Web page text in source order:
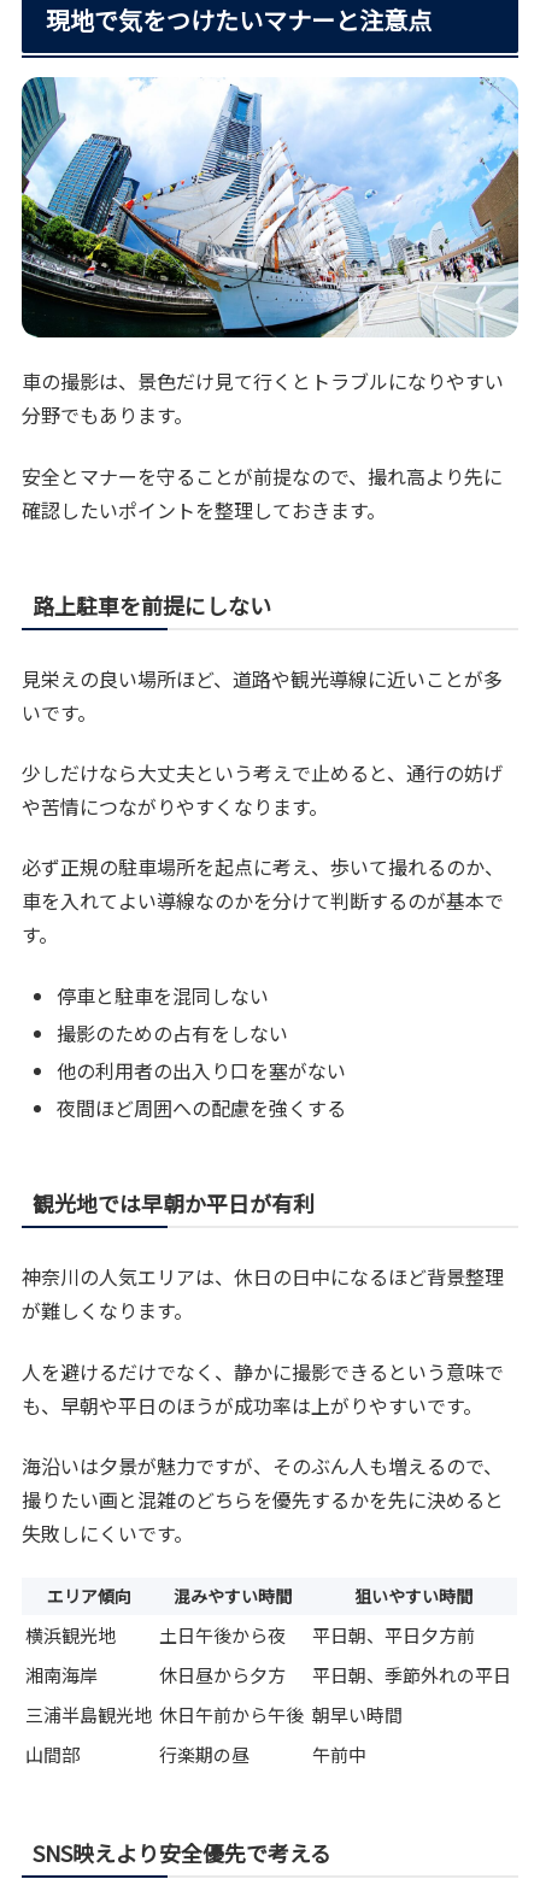
現地で気をつけたいマナーと注意点
車の撮影は、景色だけ見て行くとトラブルになりやすい
分野でもあります。
安全とマナーを守ることが前提なので、撮れ高より先に
確認したいポイントを整理しておきます。
路上駐車を前提にしない
見栄えの良い場所ほど、道路や観光導線に近いことが多
いです。
少しだけなら大丈夫という考えで止めると、通行の妨げ
や苦情につながりやすくなります。
必ず正規の駐車場所を起点に考え、歩いて撮れるのか、
車を入れてよい導線なのかを分けて判断するのが基本で
す。
停車と駐車を混同しない
撮影のための占有をしない
他の利用者の出入り口を塞がない
夜間ほど周囲への配慮を強くする
観光地では早朝か平日が有利
神奈川の人気エリアは、休日の日中になるほど背景整理
が難しくなります。
人を避けるだけでなく、静かに撮影できるという意味で
も、早朝や平日のほうが成功率は上がりやすいです。
海沿いは夕景が魅力ですが、そのぶん人も増えるので、
撮りたい画と混雑のどちらを優先するかを先に決めると
失敗しにくいです。
エリア傾向 混みやすい時間 狙いやすい時間
横浜観光地 土日午後から夜
平日朝、平日夕方前
湘南海岸
休日昼から夕方
平日朝、季節外れの平日
三浦半島観光地 休日午前から午後 朝早い時間
山間部
行楽期の昼 午前中
SNS映えより安全優先で考える